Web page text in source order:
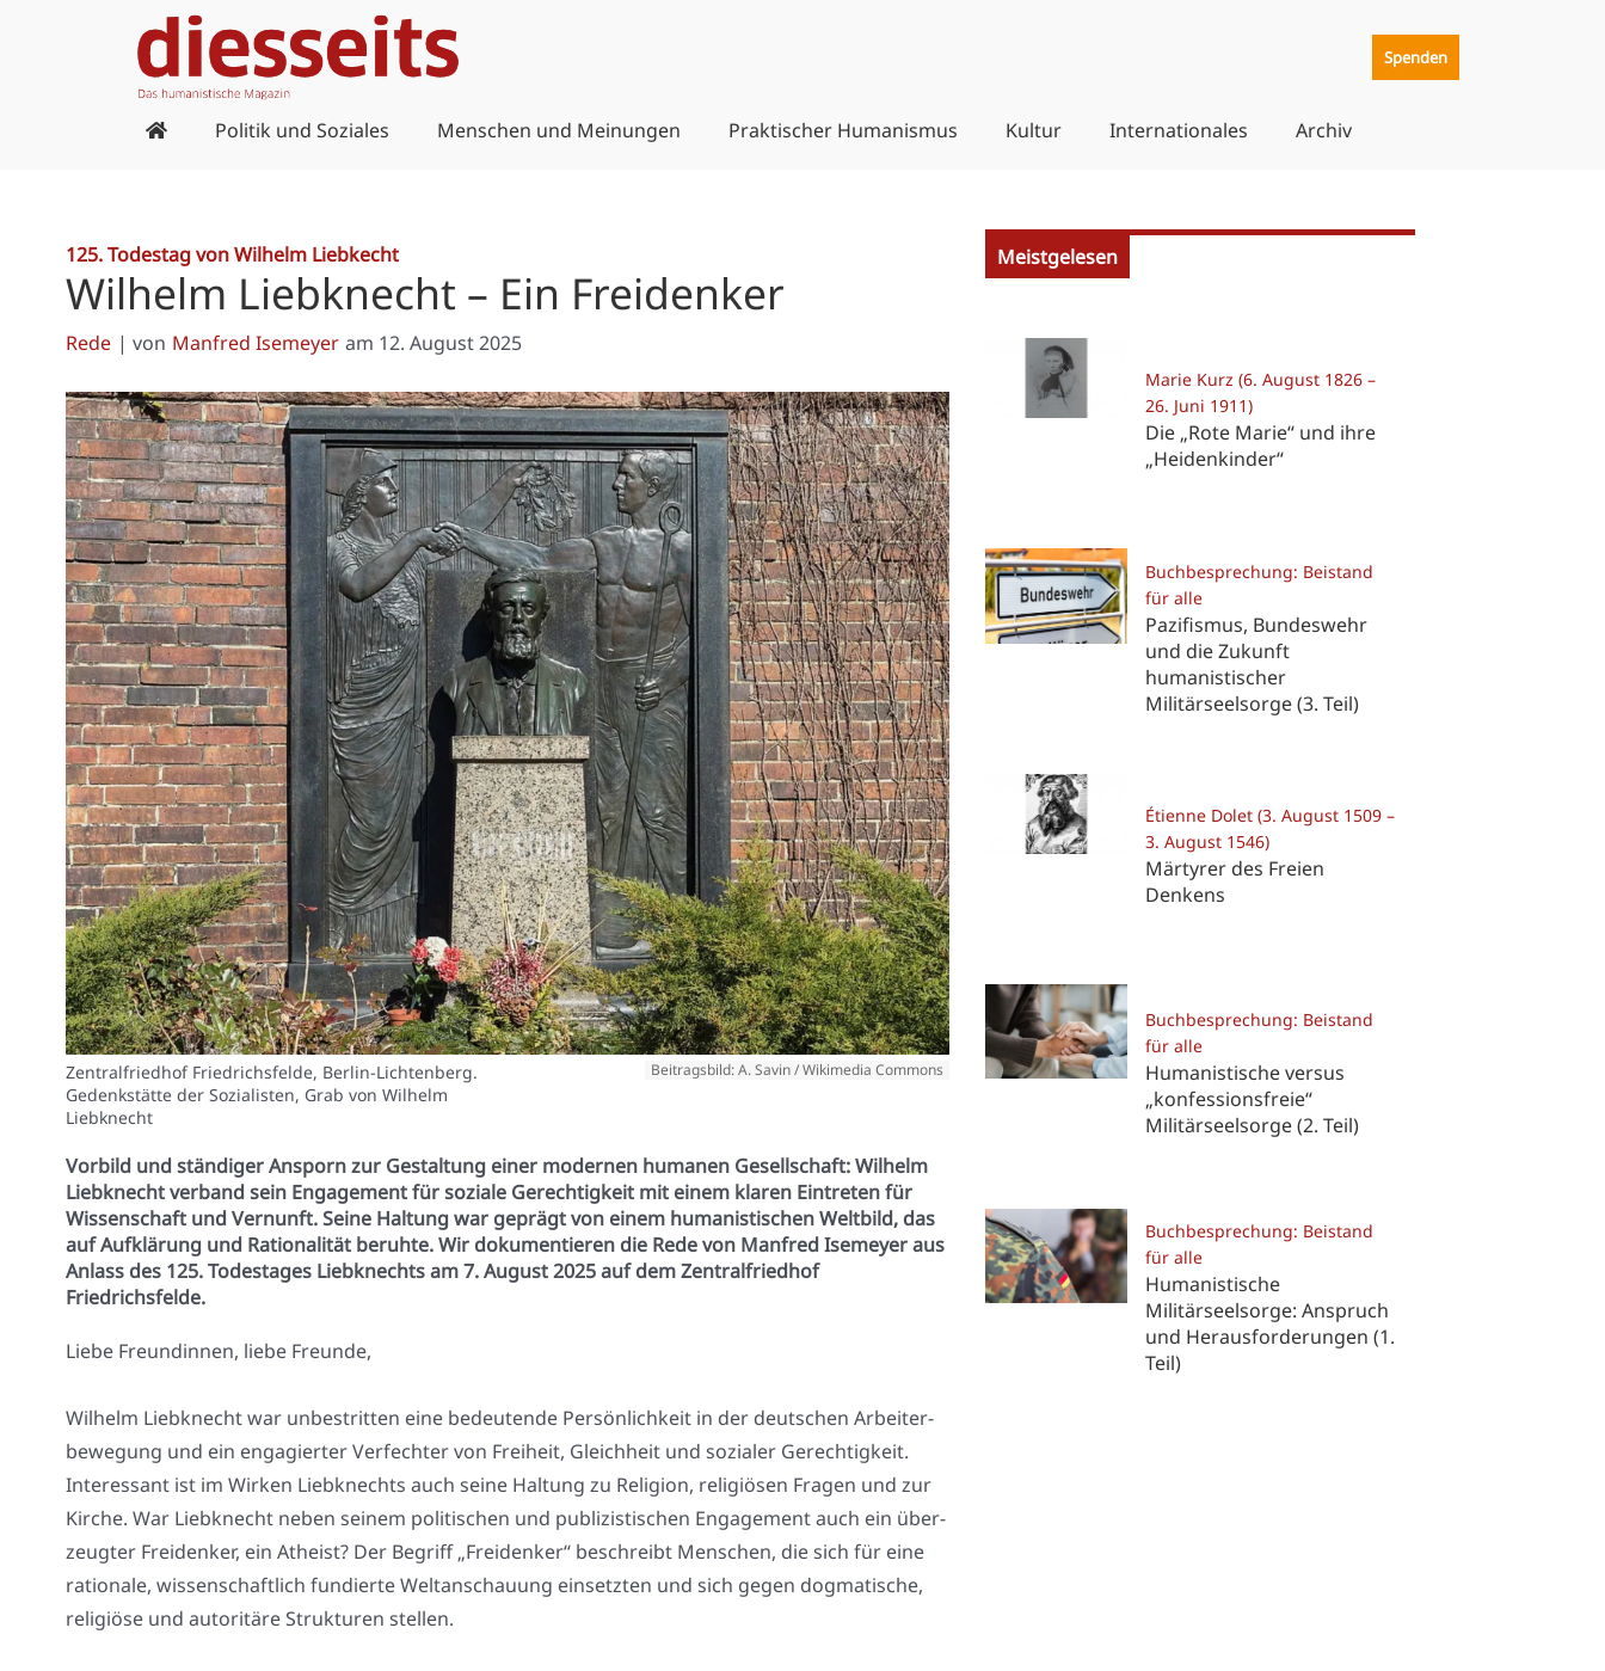
Spenden
Politik und Soziales Menschen und Meinungen Praktischer Humanismus Kultur Internationales Archiv
125. Todestag von Wilhelm Liebkecht
Wilhelm Liebknecht – Ein Freidenker
Rede | von Manfred Isemeyer am 12. August 2025
Zentralfriedhof Friedrichsfelde, Berlin-Lichtenberg.
Gedenkstätte der Sozialisten, Grab von Wilhelm
Liebknecht
Beitragsbild: A. Savin / Wikimedia Commons
Vorbild und ständiger Ansporn zur Gestaltung einer modernen humanen Gesellschaft: Wilhelm
Liebknecht verband sein Engagement für soziale Gerechtigkeit mit einem klaren Eintreten für
Wissenschaft und Vernunft. Seine Haltung war geprägt von einem humanistischen Weltbild, das
auf Aufklärung und Rationalität beruhte. Wir dokumentieren die Rede von Manfred Isemeyer aus
Anlass des 125. Todestages Liebknechts am 7. August 2025 auf dem Zentralfriedhof
Friedrichsfelde.
Lie­be Freun­din­nen, lie­be Freun­de,
Wil­helm Lieb­knecht war unbe­strit­ten eine bedeu­ten­de Per­sön­lich­keit in der deut­schen Arbei­ter­
be­we­gung und ein enga­gier­ter Ver­fech­ter von Frei­heit, Gleich­heit und sozia­ler Gerech­tig­keit.
Inter­es­sant ist im Wir­ken Lieb­knechts auch sei­ne Hal­tung zu Reli­gi­on, reli­giö­sen Fra­gen und zur
Kir­che. War Lieb­knecht neben sei­nem poli­ti­schen und publi­zis­ti­schen Enga­ge­ment auch ein über­
zeug­ter Frei­den­ker, ein Athe­ist? Der Begriff „Frei­den­ker“ beschreibt Men­schen, die sich für eine
ratio­na­le, wis­sen­schaft­lich fun­dier­te Welt­an­schau­ung ein­setz­ten und sich gegen dog­ma­ti­sche,
reli­giö­se und auto­ri­tä­re Struk­tu­ren stel­len.
Meistgelesen
Marie Kurz (6. August 1826 –
26. Juni 1911)
Die „Rote Marie“ und ihre
„Heidenkinder“
Buchbesprechung: Beistand
für alle
Pazifismus, Bundeswehr
und die Zukunft
humanistischer
Militärseelsorge (3. Teil)
Étienne Dolet (3. August 1509 –
3. August 1546)
Märtyrer des Freien
Denkens
Buchbesprechung: Beistand
für alle
Humanistische versus
„konfessionsfreie“
Militärseelsorge (2. Teil)
Buchbesprechung: Beistand
für alle
Humanistische
Militärseelsorge: Anspruch
und Herausforderungen (1.
Teil)